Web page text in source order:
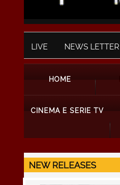
LIVE NEWS LETTER
HOME
CINEMA E SERIE TV
NEW RELEASES